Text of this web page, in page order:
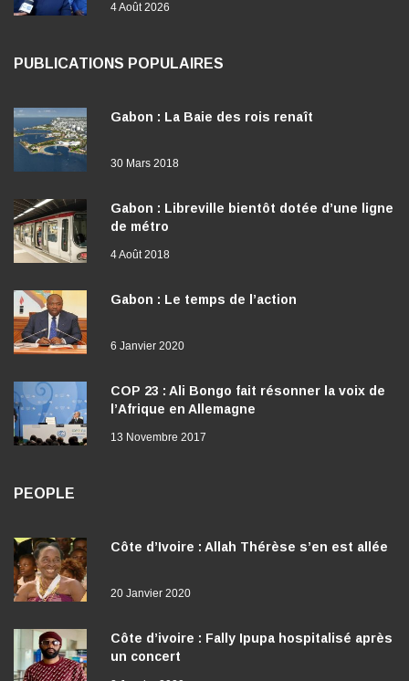
4 Août 2026
PUBLICATIONS POPULAIRES
Gabon : La Baie des rois renaît
30 Mars 2018
Gabon : Libreville bientôt dotée d’une ligne
de métro
4 Août 2018
Gabon : Le temps de l’action
6 Janvier 2020
COP 23 : Ali Bongo fait résonner la voix de
l’Afrique en Allemagne
13 Novembre 2017
PEOPLE
Côte d’Ivoire : Allah Thérèse s’en est allée
20 Janvier 2020
Côte d’ivoire : Fally Ipupa hospitalisé après
un concert